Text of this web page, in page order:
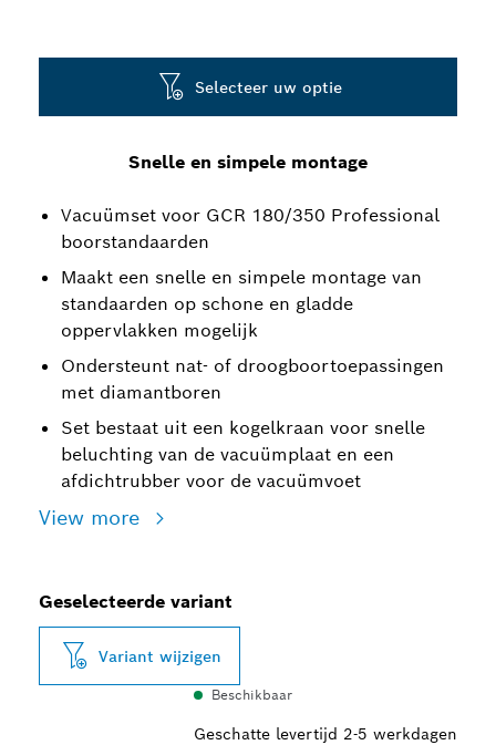
Snelle en simpele montage
Vacuümset voor GCR 180/350 Professional
boorstandaarden
Maakt een snelle en simpele montage van
standaarden op schone en gladde
oppervlakken mogelijk
Ondersteunt nat- of droogboortoepassingen
met diamantboren
Set bestaat uit een kogelkraan voor snelle
beluchting van de vacuümplaat en een
afdichtrubber voor de vacuümvoet
View more
Selecteer uw optie
Geselecteerde variant
Variant wijzigen
Beschikbaar
Geschatte levertijd 2-5 werkdagen